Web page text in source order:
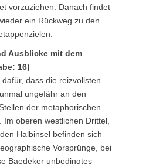
vorzuziehen. Danach findet
ein Rückweg zu den
Ausblicke mit dem
16)
dass die reizvollsten
ungefähr an den
der metaphorischen
oberen westlichen Drittel,
Halbinsel befinden sich
Vorsprünge, bei
Baedeker unbedingtes